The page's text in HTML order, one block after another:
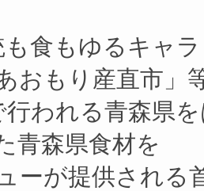
行われる青森県
青森県食材を
ーが提供される